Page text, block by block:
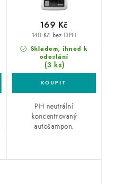
Skladem, ihned k
odeslání
(3 ks)
140 Kč bez DPH
169 Kč
PH neutrální
koncentrovaný
autošampon.